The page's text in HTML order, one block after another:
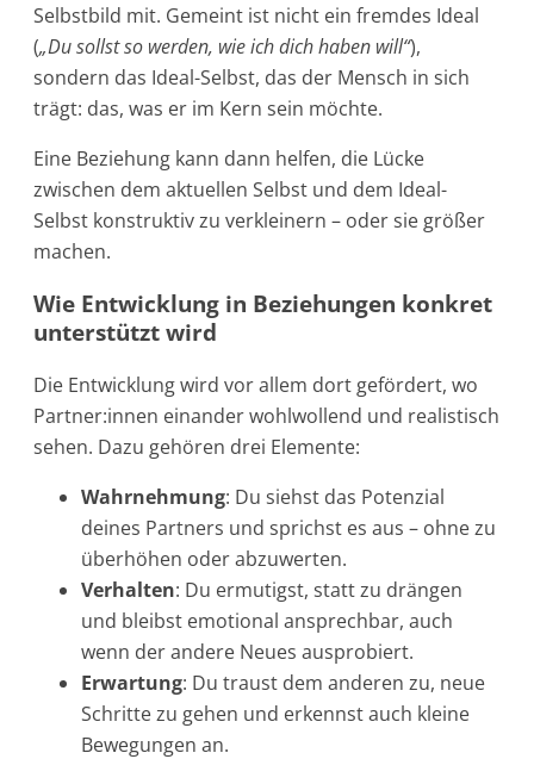
Selbstbild mit. Gemeint ist nicht ein fremdes Ideal
(„Du sollst so werden, wie ich dich haben will“),
sondern das Ideal-Selbst, das der Mensch in sich
trägt: das, was er im Kern sein möchte.
Eine Beziehung kann dann helfen, die Lücke
zwischen dem aktuellen Selbst und dem Ideal-
Selbst konstruktiv zu verkleinern – oder sie größer
machen.
Wie Entwicklung in Beziehungen konkret
unterstützt wird
Die Entwicklung wird vor allem dort gefördert, wo
Partner:innen einander wohlwollend und realistisch
sehen. Dazu gehören drei Elemente:
Wahrnehmung: Du siehst das Potenzial
deines Partners und sprichst es aus – ohne zu
überhöhen oder abzuwerten.
Verhalten: Du ermutigst, statt zu drängen
und bleibst emotional ansprechbar, auch
wenn der andere Neues ausprobiert.
Erwartung: Du traust dem anderen zu, neue
Schritte zu gehen und erkennst auch kleine
Bewegungen an.